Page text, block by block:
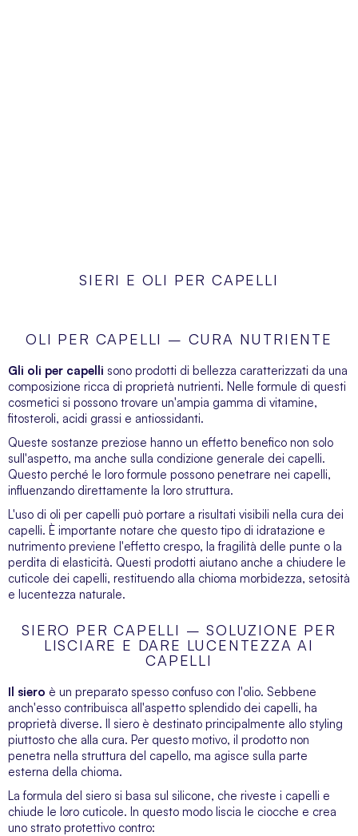
SIERI E OLI PER CAPELLI
OLI PER CAPELLI – CURA NUTRIENTE
Gli oli per capelli sono prodotti di bellezza caratterizzati da una
composizione ricca di proprietà nutrienti. Nelle formule di questi
cosmetici si possono trovare un'ampia gamma di vitamine,
fitosteroli, acidi grassi e antiossidanti.
Queste sostanze preziose hanno un effetto benefico non solo
sull'aspetto, ma anche sulla condizione generale dei capelli.
Questo perché le loro formule possono penetrare nei capelli,
influenzando direttamente la loro struttura.
L'uso di oli per capelli può portare a risultati visibili nella cura dei
capelli. È importante notare che questo tipo di idratazione e
nutrimento previene l'effetto crespo, la fragilità delle punte o la
perdita di elasticità. Questi prodotti aiutano anche a chiudere le
cuticole dei capelli, restituendo alla chioma morbidezza, setosità
e lucentezza naturale.
SIERO PER CAPELLI – SOLUZIONE PER
LISCIARE E DARE LUCENTEZZA AI
CAPELLI
Il siero è un preparato spesso confuso con l'olio. Sebbene
anch'esso contribuisca all'aspetto splendido dei capelli, ha
proprietà diverse. Il siero è destinato principalmente allo styling
piuttosto che alla cura. Per questo motivo, il prodotto non
penetra nella struttura del capello, ma agisce sulla parte
esterna della chioma.
La formula del siero si basa sul silicone, che riveste i capelli e
chiude le loro cuticole. In questo modo liscia le ciocche e crea
uno strato protettivo contro: